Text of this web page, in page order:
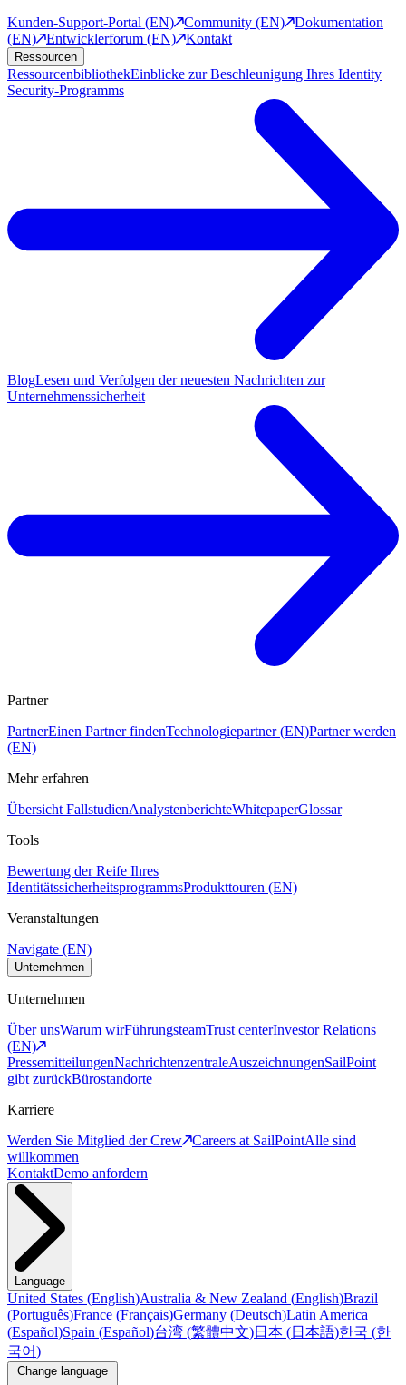
Kunden-Support-Portal (EN)
Community (EN)
Dokumentation
(EN)
Entwicklerforum (EN) Kontakt
Ressourcen
RessourcenbibliothekEinblicke zur Beschleunigung Ihres Identity
Security-Programms
BlogLesen und Verfolgen der neuesten Nachrichten zur
Unternehmenssicherheit
Partner
PartnerEinen Partner findenTechnologiepartner (EN)Partner werden
(EN)
Mehr erfahren
Übersicht FallstudienAnalystenberichteWhitepaperGlossar
Tools
Bewertung der Reife Ihres
IdentitätssicherheitsprogrammsProdukttouren (EN)
Veranstaltungen
Navigate (EN)
Unternehmen
Unternehmen
Über unsWarum wirFührungsteamTrust centerInvestor Relations
(EN)
PressemitteilungenNachrichtenzentraleAuszeichnungenSailPoint
gibt zurückBürostandorte
Karriere
Werden Sie Mitglied der Crew
Careers at SailPointAlle sind
willkommen
KontaktDemo anfordern
Language
United States (English)Australia & New Zealand (English)Brazil
(Português)France (Français)Germany (Deutsch)Latin America
(Español)Spain (Español)台湾 (繁體中文)日本 (日本語)한국 (한
국어)
Change language